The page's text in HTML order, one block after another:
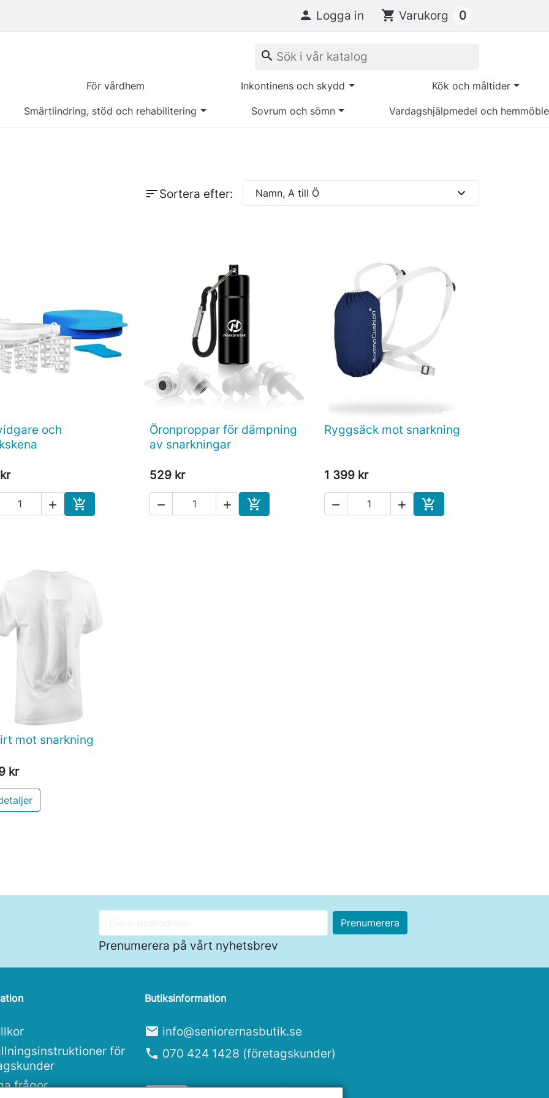
 Logga in shopping_cart Varukorg 0
För vårdhem Inkontinens och skydd Kök och måltider
Smärtlindring, stöd och rehabilitering Sovrum och sömn Vardagshjälpmedel och
search
sortSortera efter: Namn, A till Ö expand_more
 Snabbvy
och
 
Köp
 Snabbvy
Öronproppar för dämpning
av snarkningar
529 kr
  
Köp
 Snabbvy
Ryggsäck mot snarkning
1 399 kr
  
Köp
 Snabbvy
mot snarkning
kr
Prenumerera på vårt nyhetsbrev
för
frågor
Butiksinformation
mail info@seniorernasbutik.se
phone 070 424 1428 (företagskunder)